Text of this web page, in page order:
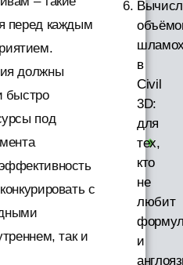
перед каждым
должны
быстро
под
с
так и
в
Civil
3D:
для
тех,
кто
не
любит
и